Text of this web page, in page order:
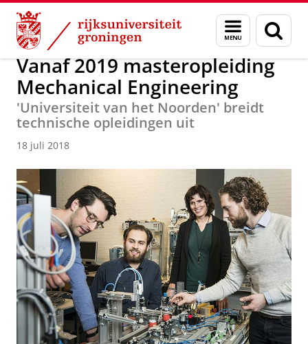
Skip
Content
Skip
Navigation
Menu
en
zoeken
Over ons Actueel Nieuws Nieuwsberichten
​Vanaf 2019 masteropleiding
Mechanical Engineering
'Universiteit van het Noorden' breidt
technische opleidingen uit
18 juli 2018